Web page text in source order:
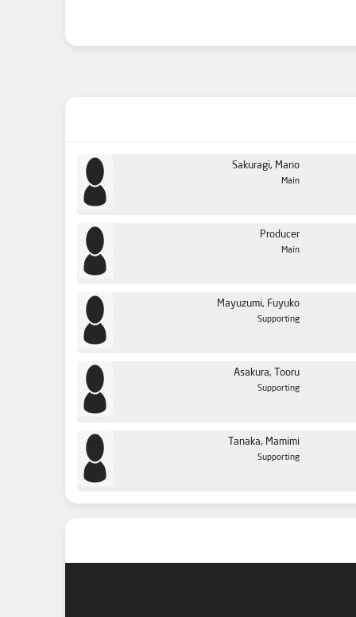
Sakuragi, Mano
Main
Producer
Main
Mayuzumi, Fuyuko
Supporting
Asakura, Tooru
Supporting
Tanaka, Mamimi
Supporting